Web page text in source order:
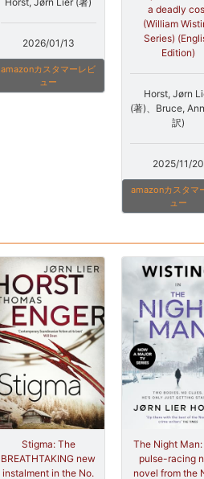
2026/01/13
amazonカスタマーレビ
ュー
a deadly
(William
Series)
Edition)
Horst, Jørn
(著)、Bruce,
訳)
2025/11/20
amazonカスタマ
ュー
Stigma: The
BREATHTAKING new
instalment in the No.
The Night
pulse-racing
novel from the